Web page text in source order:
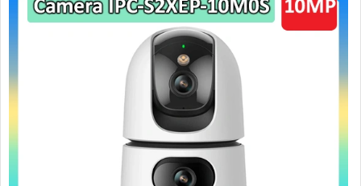
động ổn định. Kiểm tra xem camera có hoạt động bình thường, vệ
sinh bụi và kiểm tra kết nối mạng định kỳ.
Hy vọng rằng các tư vấn trên sẽ giúp bạn lắp đặt và sử dụng Camera
Wifi Imou một cách hiệu quả và tiện lợi.